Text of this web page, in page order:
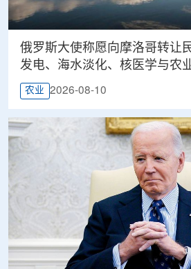
俄罗斯大使称愿向摩洛哥转让
发电、海水淡化、核医学与农
农业 2026-08-10